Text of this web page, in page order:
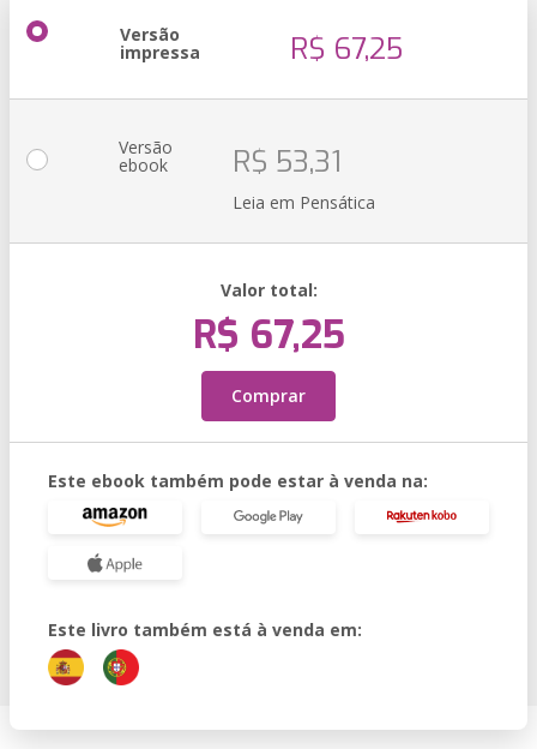
Versão
impressa R$ 67,25
Versão
ebook R$ 53,31
Leia em Pensática
Valor total:
R$ 67,25
Comprar
Este ebook também pode estar à venda na:
Este livro também está à venda em: